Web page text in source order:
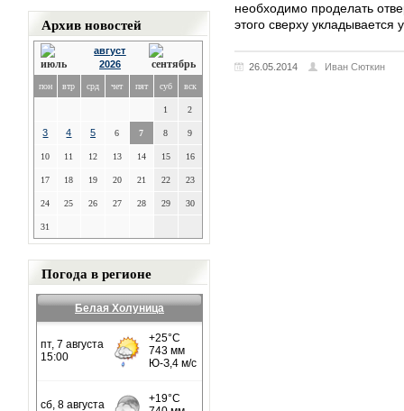
Архив новостей
август
2026
пон втр срд чет пят суб вск
1 2
3 4 5 6 7 8 9
10 11 12 13 14 15 16
17 18 19 20 21 22 23
24 25 26 27 28 29 30
31
Погода в регионе
Белая Холуница
необходимо проделать
этого сверху укладывается
26.05.2014 Иван Сюткин